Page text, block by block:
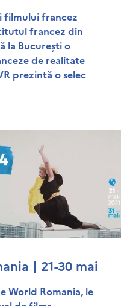
filmului francez
francez din
la București o
de realitate
prezintă o selec
| 21-30 mai
World Romania, le